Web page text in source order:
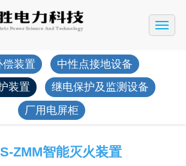
网站首页
产品展示
工程案例
新闻动态
售后服务
偿装置
中性点接地设备
装置
继电保护及监测设备
厂用电屏柜
ZMM智能灭火装置